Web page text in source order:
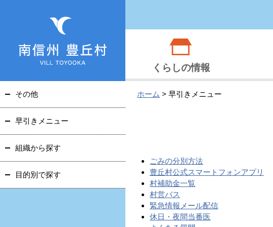
くらしの情報
ホーム > 早引きメニュー
ごみの分別方法
豊丘村公式スマートフォンアプリ
村補助金一覧
村営バス
緊急情報メール配信
休日・夜間当番医
その他
早引きメニュー
組織から探す
目的別で探す